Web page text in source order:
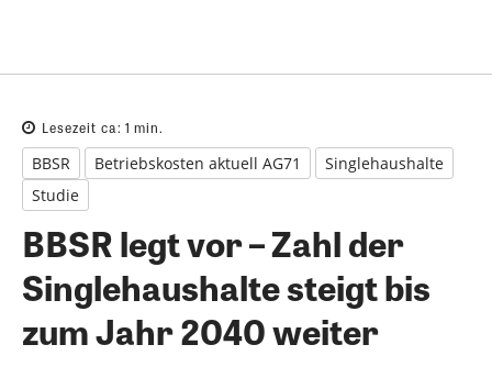
Lesezeit ca: 1 min.
BBSR Betriebskosten aktuell AG71
Singlehaushalte
Studie
BBSR legt vor – Zahl der
Singlehaushalte steigt bis
zum Jahr 2040 weiter